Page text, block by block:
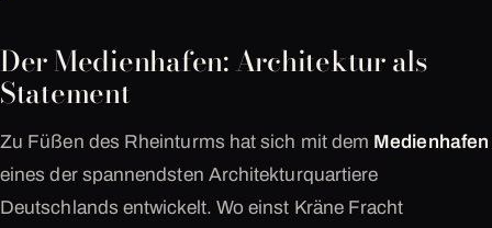
Der Medienhafen: Architektur als
Statement
Zu Füßen des Rheinturms hat sich mit dem Medienhafen
eines der spannendsten Architekturquartiere
Deutschlands entwickelt. Wo einst Kräne Fracht